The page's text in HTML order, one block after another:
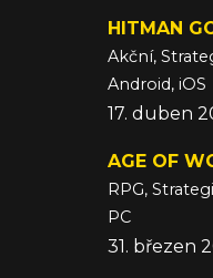
HITMAN
Akční,
Android, iOS
17. duben
AGE OF
RPG,
PC
31. březen